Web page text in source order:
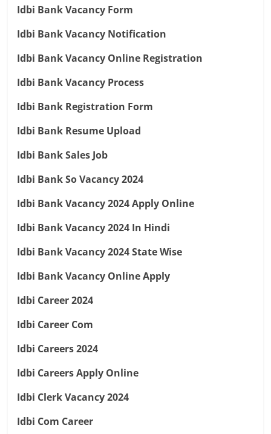
Idbi Bank Vacancy Form
Idbi Bank Vacancy Notification
Idbi Bank Vacancy Online Registration
Idbi Bank Vacancy Process
Idbi Bank Registration Form
Idbi Bank Resume Upload
Idbi Bank Sales Job
Idbi Bank So Vacancy 2024
Idbi Bank Vacancy 2024 Apply Online
Idbi Bank Vacancy 2024 In Hindi
Idbi Bank Vacancy 2024 State Wise
Idbi Bank Vacancy Online Apply
Idbi Career 2024
Idbi Career Com
Idbi Careers 2024
Idbi Careers Apply Online
Idbi Clerk Vacancy 2024
Idbi Com Career